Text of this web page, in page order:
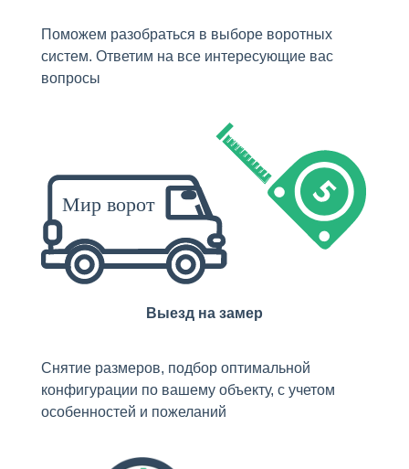
Поможем разобраться в выборе воротных
систем. Ответим на все интересующие вас
вопросы
Выезд на замер
Снятие размеров, подбор оптимальной
конфигурации по вашему объекту, с учетом
особенностей и пожеланий